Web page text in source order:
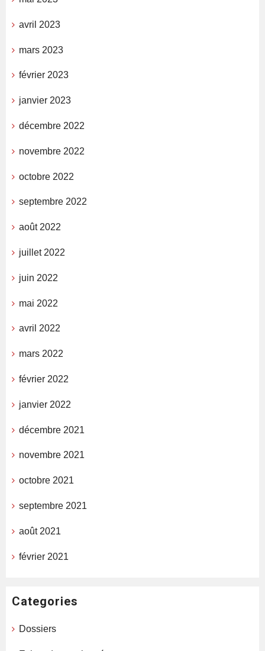
avril 2023
mars 2023
février 2023
janvier 2023
décembre 2022
novembre 2022
octobre 2022
septembre 2022
août 2022
juillet 2022
juin 2022
mai 2022
avril 2022
mars 2022
février 2022
janvier 2022
décembre 2021
novembre 2021
octobre 2021
septembre 2021
août 2021
février 2021
Categories
Dossiers